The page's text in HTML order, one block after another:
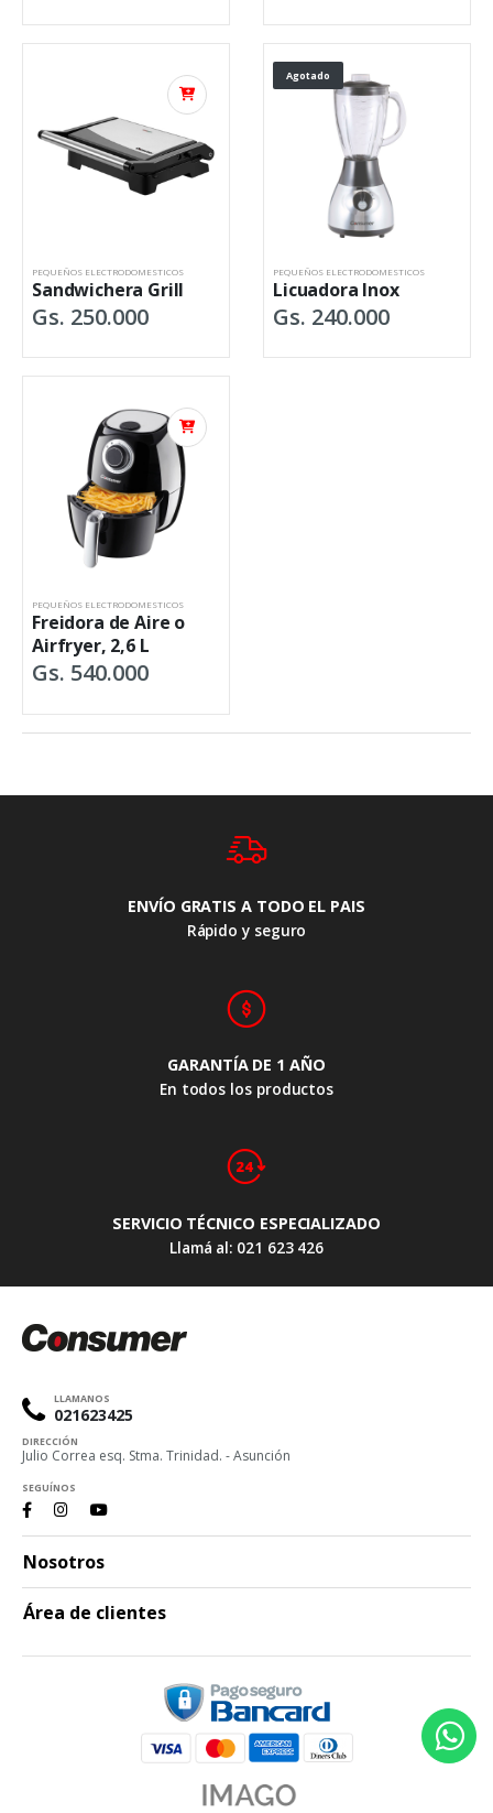
PEQUEÑOS ELECTRODOMESTICOS
Sandwichera Grill
Gs. 250.000
Agotado
PEQUEÑOS ELECTRODOMESTICOS
Licuadora Inox
Gs. 240.000
PEQUEÑOS ELECTRODOMESTICOS
Freidora de Aire o
Airfryer, 2,6 L
Gs. 540.000
ENVÍO GRATIS A TODO EL PAIS
Rápido y seguro
GARANTÍA DE 1 AÑO
En todos los productos
SERVICIO TÉCNICO ESPECIALIZADO
Llamá al: 021 623 426
LLAMANOS
021623425
DIRECCIÓN
Julio Correa esq. Stma. Trinidad. - Asunción
SEGUÍNOS
Nosotros
Área de clientes